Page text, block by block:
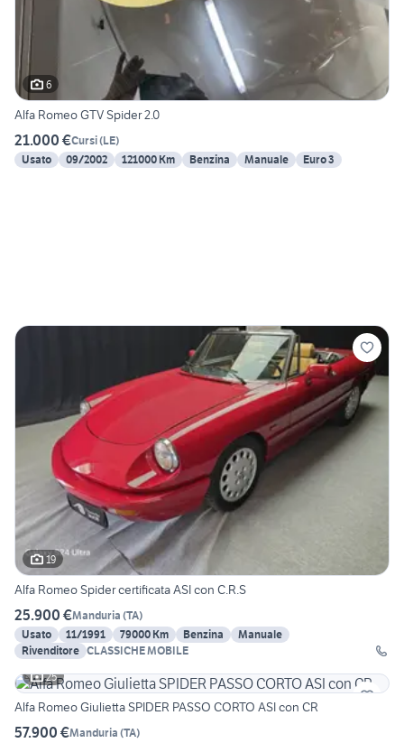
6
Alfa Romeo GTV Spider 2.0
21.000 €Cursi(LE)
Usato
09/2002 121000 Km Benzina Manuale Euro 3
19
Alfa Romeo Spider certificata ASI con C.R.S
25.900 €Manduria (TA)
Usato
11/1991 79000 Km Benzina
Manuale
Rivenditore CLASSICHE MOBILE
25
Alfa Romeo Giulietta SPIDER PASSO CORTO ASI con CR
57.900 €Manduria (TA)